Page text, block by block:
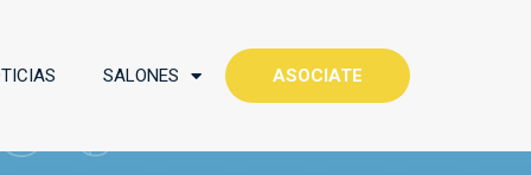
SALONES ASOCIATE